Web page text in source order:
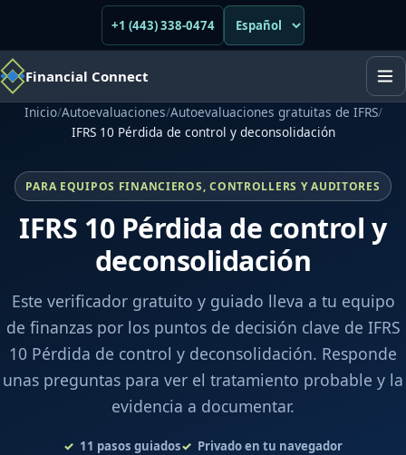
+1 (443) 338-0474
Financial Connect
Inicio/Autoevaluaciones/Autoevaluaciones gratuitas de IFRS/
IFRS 10 Pérdida de control y deconsolidación
PARA EQUIPOS FINANCIEROS, CONTROLLERS Y AUDITORES
IFRS 10 Pérdida de control y
deconsolidación
Este verificador gratuito y guiado lleva a tu equipo
de finanzas por los puntos de decisión clave de IFRS
10 Pérdida de control y deconsolidación. Responde
unas preguntas para ver el tratamiento probable y la
evidencia a documentar.
11 pasos guiados
Privado en tu navegador